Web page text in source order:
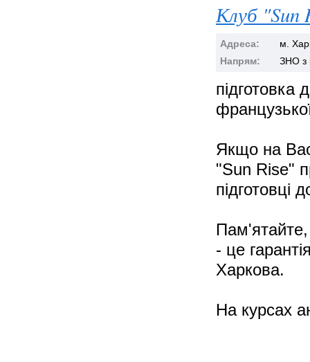
Клуб "Sun
Адреса:
м.
Напрям:
ЗНО з
підготовка
Якщо на
"Sun Rise"
підготовці
Пам'ятайте,
- це
Харкова.
На курсах